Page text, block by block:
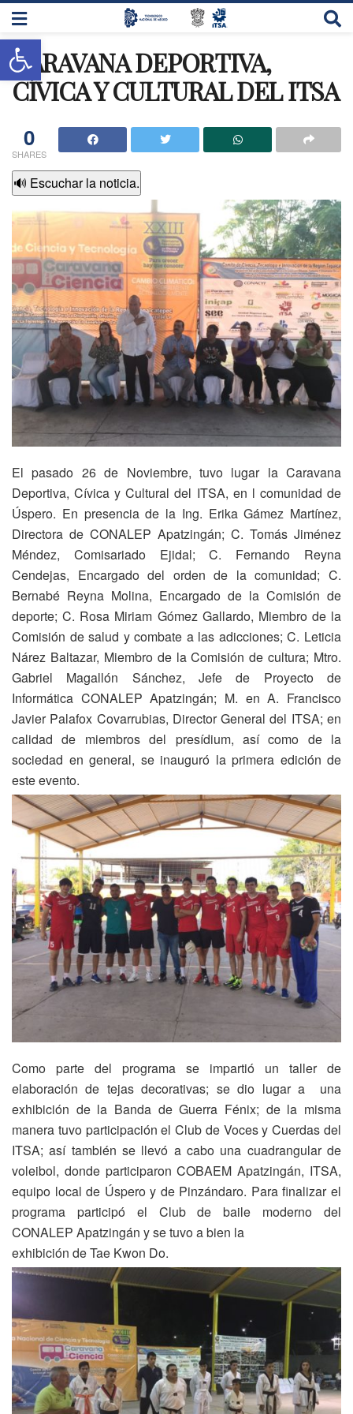
CARAVANA DEPORTIVA,
CÍVICA Y CULTURAL DEL ITSA
0
SHARES
🔊 Escuchar la noticia.
El pasado 26 de Noviembre, tuvo lugar la Caravana
Deportiva, Cívica y Cultural del ITSA, en l comunidad de
Úspero. En presencia de la Ing. Erika Gámez Martínez,
Directora de CONALEP Apatzingán; C. Tomás Jiménez
Méndez, Comisariado Ejidal; C. Fernando Reyna
Cendejas, Encargado del orden de la comunidad; C.
Bernabé Reyna Molina, Encargado de la Comisión de
deporte; C. Rosa Miriam Gómez Gallardo, Miembro de la
Comisión de salud y combate a las adicciones; C. Leticia
Nárez Baltazar, Miembro de la Comisión de cultura; Mtro.
Gabriel Magallón Sánchez, Jefe de Proyecto de
Informática CONALEP Apatzingán; M. en A. Francisco
Javier Palafox Covarrubias, Director General del ITSA; en
calidad de miembros del presídium, así como de la
sociedad en general, se inauguró la primera edición de
este evento.
Como parte del programa se impartió un taller de
elaboración de tejas decorativas; se dio lugar a una
exhibición de la Banda de Guerra Fénix; de la misma
manera tuvo participación el Club de Voces y Cuerdas del
ITSA; así también se llevó a cabo una cuadrangular de
voleibol, donde participaron COBAEM Apatzingán, ITSA,
equipo local de Úspero y de Pinzándaro. Para finalizar el
programa participó el Club de baile moderno del
CONALEP Apatzingán y se tuvo a bien la
exhibición de Tae Kwon Do.
Abrir barra de herramientas